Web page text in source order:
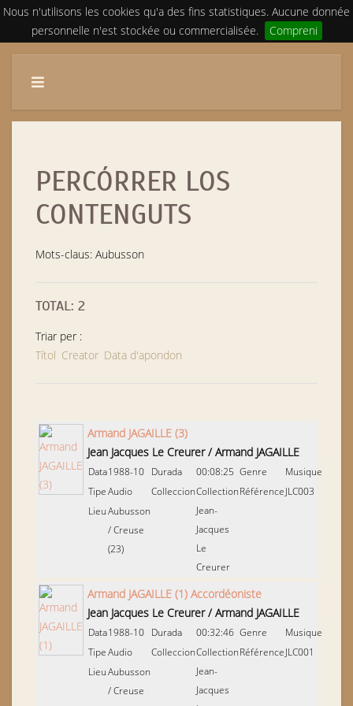
Nous n'utilisons les cookies qu'a des fins statistiques. Aucune donnée
personnelle n'est stockée ou commercialisée.
Compreni
PERCÓRRER LOS
CONTENGUTS
Mots-claus: Aubusson
TOTAL: 2
Triar per :
Títol Creator Data d'apondon
Armand JAGAILLE (3)
Jean Jacques Le Creurer/Armand JAGAILLE
Data1988-10
TipeAudio
LieuAubusson
/Creuse
(23)
Durada
00:08:25
ColleccionCollection
Jean-
Jacques
Le
Creurer
Genre
Musique
RéférenceJLC003
Armand JAGAILLE (1) Accordéoniste
Jean Jacques Le Creurer/Armand JAGAILLE
Data1988-10
TipeAudio
LieuAubusson
/Creuse
Durada
00:32:46
ColleccionCollection
Jean-
Jacques
Genre
Musique
RéférenceJLC001